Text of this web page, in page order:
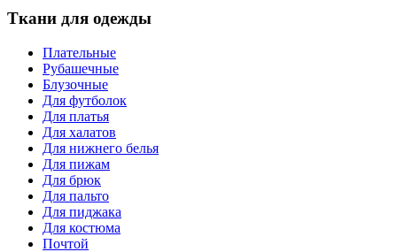
Ткани для одежды
Плательные
Рубашечные
Блузочные
Для футболок
Для платья
Для халатов
Для нижнего белья
Для пижам
Для брюк
Для пальто
Для пиджака
Для костюма
Почтой